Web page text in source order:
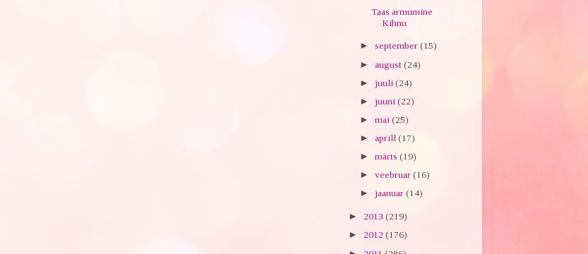
Taas armumine
Kihnu
► september (15)
► august (24)
► juuli (24)
► juuni (22)
► mai (25)
► aprill (17)
► märts (19)
► veebruar (16)
► jaanuar (14)
► 2013 (219)
► 2012 (176)